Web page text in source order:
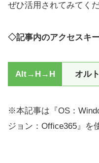
ぜひ活用されてみてくだ
◇記事内のアクセスキ
Alt→H→H オ
※本記事は『OS：
ジョン：Office365』を